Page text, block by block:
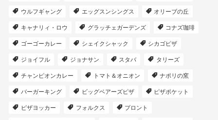
ウルフギャング エッグスンシングス オリーブの丘
キャナリィ・ロウ グラッチェガーデンズ コナズ珈琲
ゴーゴーカレー シェイクシャック シカゴピザ
ジョイフル ジョナサン スタバ タリーズ
チャンピオンカレー トマト＆オニオン ナポリの窯
バーガーキング ビッグベアーズピザ ピザポケット
ピザヨッカー フォルクス プロント